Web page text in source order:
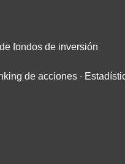
fondos de inversión
de acciones ∙